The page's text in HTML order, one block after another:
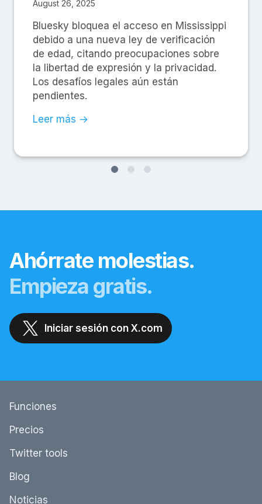
August 26, 2025
Bluesky bloquea el acceso en Mississippi
debido a una nueva ley de verificación
de edad, citando preocupaciones sobre
la libertad de expresión y la privacidad.
Los desafíos legales aún están
pendientes.
Leer más →
Ahórrate molestias.
Empieza gratis.
Iniciar sesión con X.com
Funciones
Precios
Twitter tools
Blog
Noticias